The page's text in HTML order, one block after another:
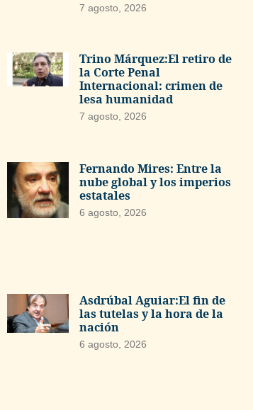
7 agosto, 2026
Trino Márquez:El retiro de
la Corte Penal
Internacional: crimen de
lesa humanidad
7 agosto, 2026
Fernando Mires: Entre la
nube global y los imperios
estatales
6 agosto, 2026
Asdrúbal Aguiar:El fin de
las tutelas y la hora de la
nación
6 agosto, 2026